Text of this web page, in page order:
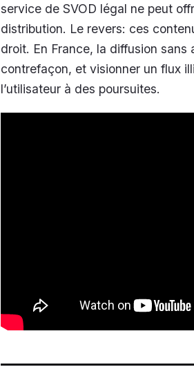
service de SVOD légal ne peut
distribution. Le revers: ces
droit. En France, la diffusion
contrefaçon, et visionner un flux
l’utilisateur à des poursuites.